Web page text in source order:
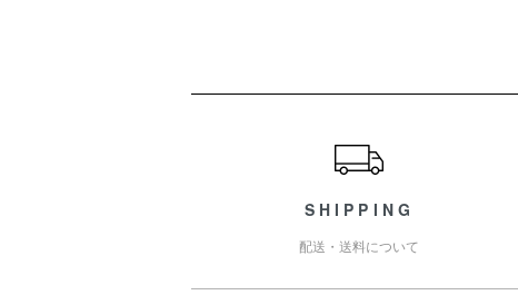
SHIPPING
配送・送料について